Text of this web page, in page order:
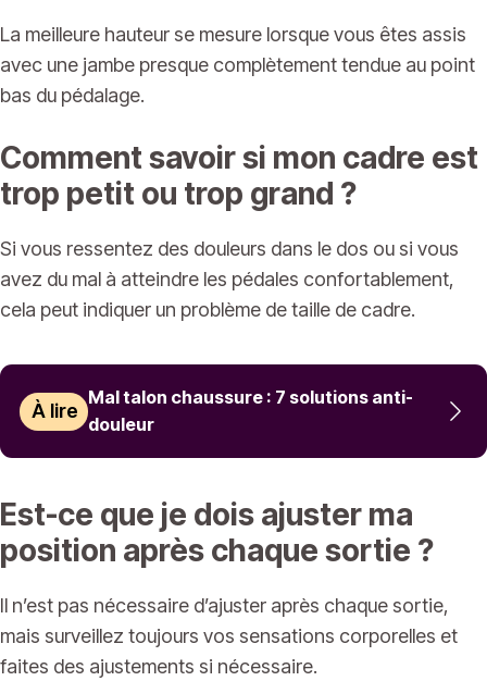
La meilleure hauteur se mesure lorsque vous êtes assis
avec une jambe presque complètement tendue au point
bas du pédalage.
Comment savoir si mon cadre est
trop petit ou trop grand ?
Si vous ressentez des douleurs dans le dos ou si vous
avez du mal à atteindre les pédales confortablement,
cela peut indiquer un problème de taille de cadre.
À lire
Mal talon chaussure : 7 solutions anti-
douleur
Est-ce que je dois ajuster ma
position après chaque sortie ?
Il n’est pas nécessaire d’ajuster après chaque sortie,
mais surveillez toujours vos sensations corporelles et
faites des ajustements si nécessaire.